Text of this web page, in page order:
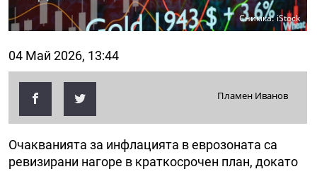
Снимка: iStock
04 Май 2026, 13:44
Пламен Иванов
Очакванията за инфлацията в еврозоната са
ревизирани нагоре в краткосрочен план, докато